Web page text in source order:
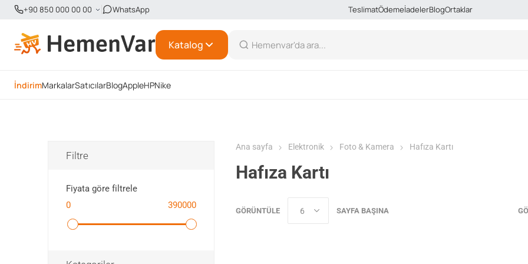
+90 850 000 00 00 WhatsApp TeslimatÖdemeİadelerBlogOrtaklar
Katalog
İndirimMarkalarSatıcılarBlogAppleHPNike
Ana sayfa Elektronik Foto & Kamera Hafıza Kartı
Hafıza Kartı
GÖRÜNTÜLE SAYFA BAŞINA
Filtre
Fiyata göre filtrele
0
390000